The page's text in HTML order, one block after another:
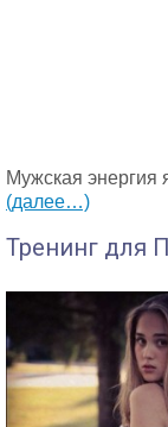
Мужская энергия
(далее…)
Тренинг для